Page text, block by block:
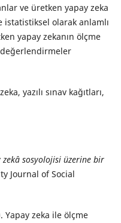
ve üretken yapay zeka
olarak anlamlı
yapay zekanın ölçme
yazılı sınav kağıtları,
zekâ sosyolojisi üzerine bir
Journal of Social
Yapay zeka ile ölçme